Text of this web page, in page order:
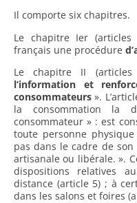
Il comporte six chapitres.
Le chapitre Ier
français une procédure
Le chapitre II
l’information et
consommateurs ».
la consommation la
consommateur » : est
toute personne
pas dans le cadre de
artisanale ou libérale. ».
dispositions relatives
distance (article 5) ; à
dans les salons et foires